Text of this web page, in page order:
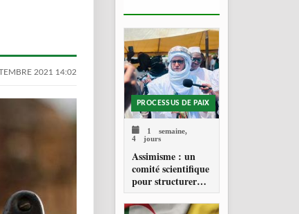
2021 14:02
PROCESSUS DE PAIX
1 semaine,
4 jours
Assimisme : un
comité scientifique
pour structurer
une doctrine de la
refondation